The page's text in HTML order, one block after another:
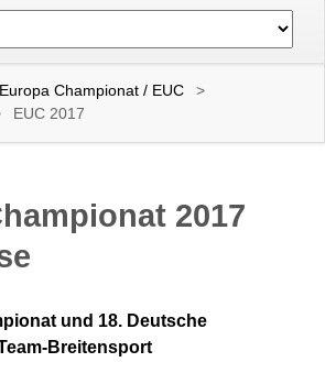
Europa Championat / EUC
EUC 2017
2017
und 18. Deutsche
Breitensport